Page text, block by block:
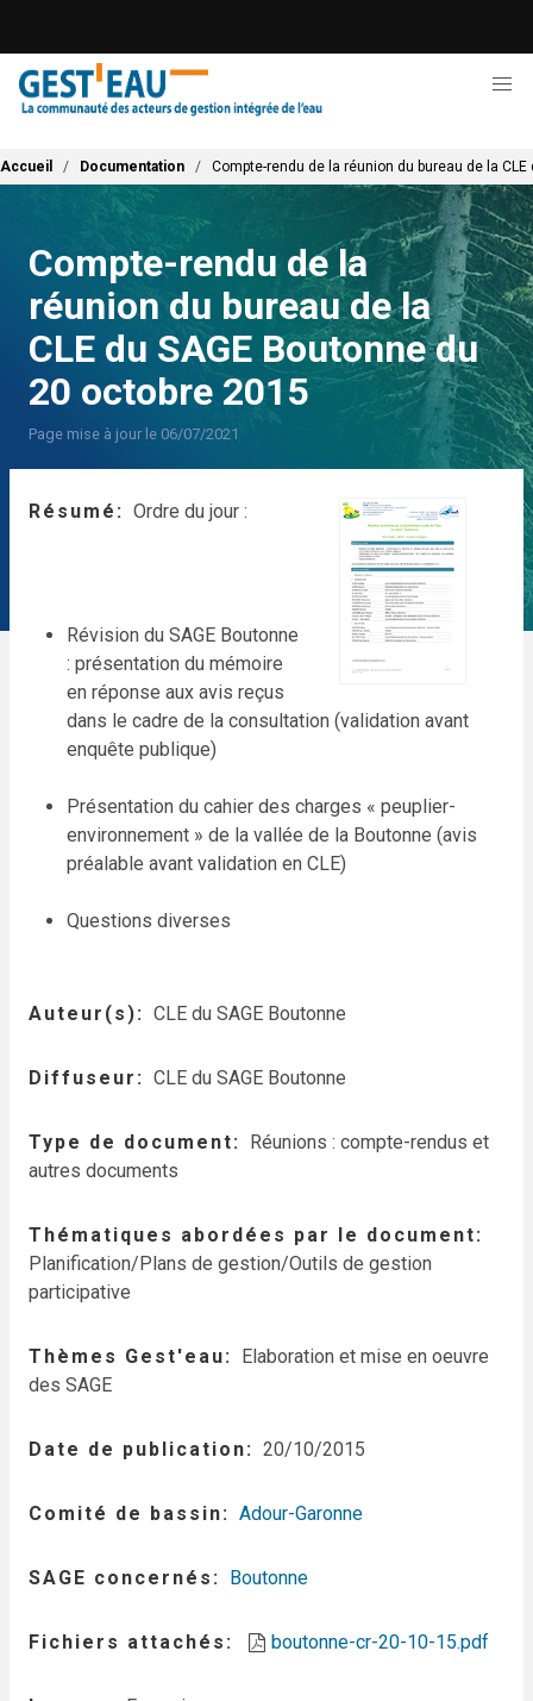
contenu
principal
Fil d'Ariane
Accueil Documentation Compte-rendu de la réunion du bureau de la
Compte-rendu de la
réunion du bureau de la
CLE du SAGE Boutonne du
20 octobre 2015
Page mise à jour le 06/07/2021
Résumé Ordre du jour :
Révision du SAGE Boutonne
: présentation du mémoire
en réponse aux avis reçus
dans le cadre de la consultation (validation avant
enquête publique)
Présentation du cahier des charges « peuplier-
environnement » de la vallée de la Boutonne (avis
préalable avant validation en CLE)
Questions diverses
Auteur(s) CLE du SAGE Boutonne
Diffuseur CLE du SAGE Boutonne
Type de document
Réunions : compte-rendus et
autres documents
Thématiques abordées par le document
Planification/Plans de gestion/Outils de gestion
participative
Thèmes Gest'eau
Elaboration et mise en oeuvre
des SAGE
Date de publication 20/10/2015
Comité de bassin Adour-Garonne
SAGE concernés Boutonne
Fichiers attachés boutonne-cr-20-10-15.pdf